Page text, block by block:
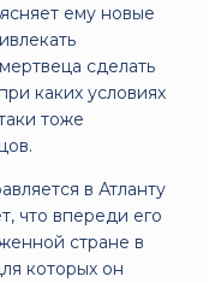
ему новые
сделать
каких условиях
тоже
в Атланту
что впереди его
стране в
которых он